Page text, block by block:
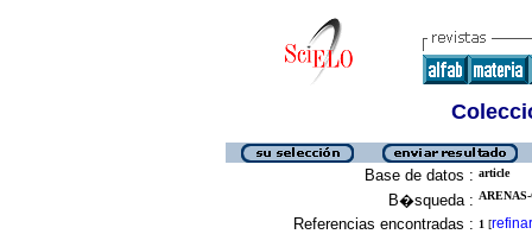
Base de datos : article
B�squeda :
Referencias encontradas : 1 [refinar